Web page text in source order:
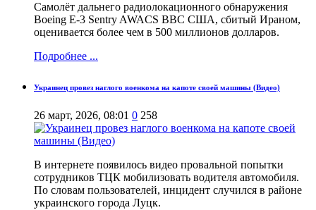
Самолёт дальнего радиолокационного обнаружения
Boeing E-3 Sentry AWACS ВВС США, сбитый Ираном,
оценивается более чем в 500 миллионов долларов.
Подробнее ...
Украинец провез наглого военкома на капоте своей машины (Видео)
26 март, 2026, 08:01 0 258
В интернете появилось видео провальной попытки
сотрудников ТЦК мобилизовать водителя автомобиля.
По словам пользователей, инцидент случился в районе
украинского города Луцк.